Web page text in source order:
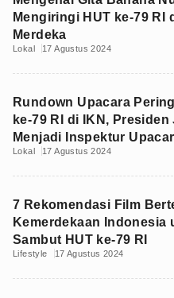
Mengiringi HUT ke-79 RI
Merdeka
Lokal 17 Agustus 2024
Rundown Upacara
ke-79 RI di IKN,
Menjadi Inspektur
Lokal 17 Agustus 2024
7 Rekomendasi Film
Kemerdekaan Indonesia
Sambut HUT ke-79 RI
Lifestyle 17 Agustus 2024